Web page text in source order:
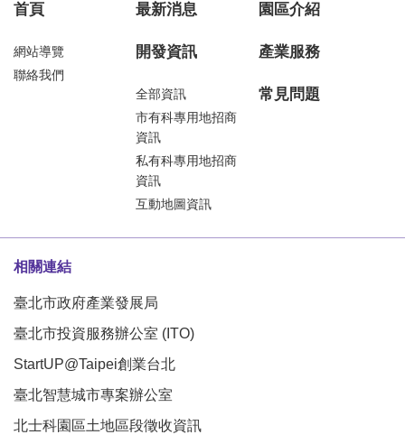
首頁
網站導覽
聯絡我們
最新消息 園區介紹
開發資訊
全部資訊
市有科專用地招商
資訊
私有科專用地招商
資訊
互動地圖資訊
產業服務
常見問題
相關連結
臺北市政府產業發展局
臺北市投資服務辦公室 (ITO)
StartUP@Taipei創業台北
臺北智慧城市專案辦公室
北士科園區土地區段徵收資訊